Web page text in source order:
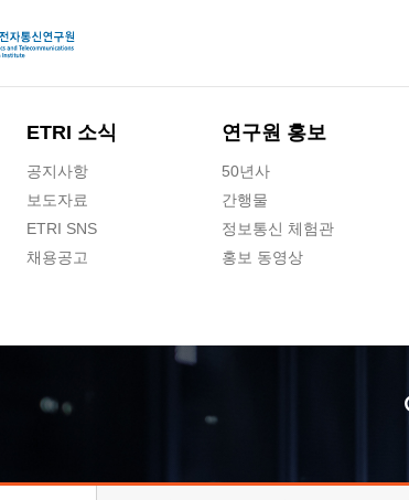
ETRI 소식
공지사항
보도자료
ETRI SNS
채용공고
연구원 홍보
50년사
간행물
정보통신 체험관
홍보 동영상